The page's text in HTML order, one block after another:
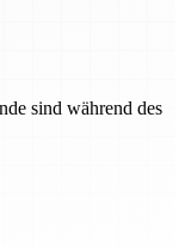
sind während des